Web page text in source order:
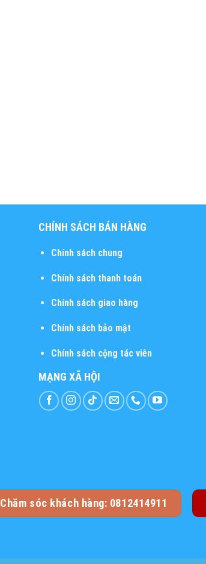
CHÍNH SÁCH BÁN HÀNG
Chính sách chung
Chính sách thanh toán
Chính sách giao hàng
Chính sách bảo mật
Chính sách cộng tác viên
MẠNG XÃ HỘI
Chăm sóc khách hàng: 0812414911